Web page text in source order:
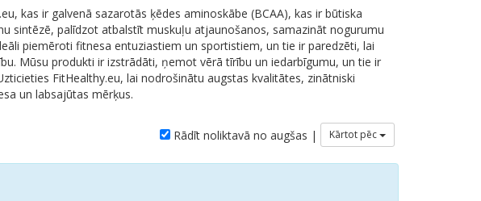
kas ir galvenā sazarotās ķēdes aminoskābe (BCAA), kas ir būtiska
sintēzē, palīdzot atbalstīt muskuļu atjaunošanos, samazināt nogurumu
piemēroti fitnesa entuziastiem un sportistiem, un tie ir paredzēti, lai
Mūsu produkti ir izstrādāti, ņemot vērā tīrību un iedarbīgumu, un tie ir
FitHealthy.eu, lai nodrošinātu augstas kvalitātes, zinātniski
un labsajūtas mērķus.
Rādīt noliktavā no augšas | Kārtot pēc